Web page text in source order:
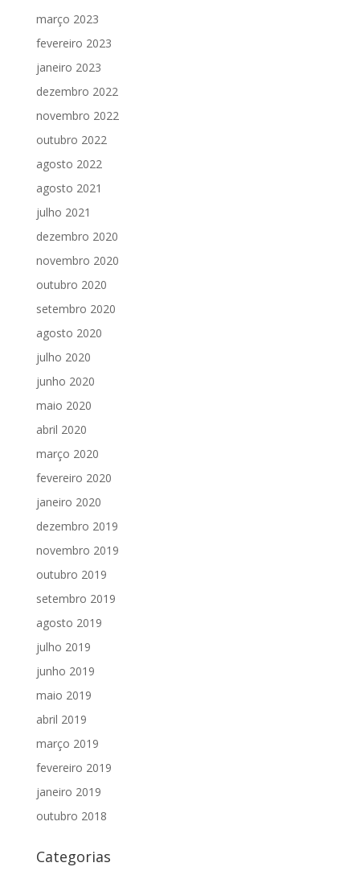
março 2023
fevereiro 2023
janeiro 2023
dezembro 2022
novembro 2022
outubro 2022
agosto 2022
agosto 2021
julho 2021
dezembro 2020
novembro 2020
outubro 2020
setembro 2020
agosto 2020
julho 2020
junho 2020
maio 2020
abril 2020
março 2020
fevereiro 2020
janeiro 2020
dezembro 2019
novembro 2019
outubro 2019
setembro 2019
agosto 2019
julho 2019
junho 2019
maio 2019
abril 2019
março 2019
fevereiro 2019
janeiro 2019
outubro 2018
Categorias